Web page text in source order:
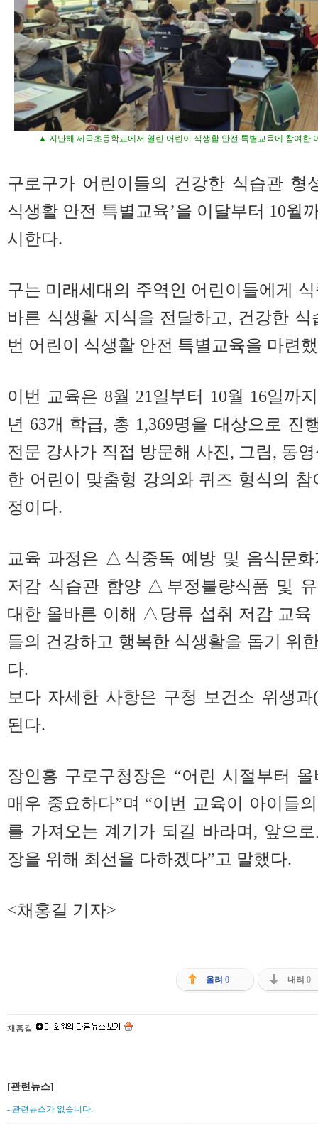
▲ 지난해 세곡초등학교에서 열린 어린이 식생활 안전 특별교육에 참여한
구로구가 어린이들의 건강한 식습관 형
식생활 안전 특별교육’을 이달부터 10월
시한다.
구는 미래세대의 주역인 어린이들에게
바른 식생활 지식을 전달하고, 건강한
번 어린이 식생활 안전 특별교육을 마련
이번 교육은 8월 21일부터 10월 16일까
년 63개 학급, 총 1,369명을 대상으로 진
전문 강사가 직접 방문해 사진, 그림, 동
한 어린이 맞춤형 강의와 퀴즈 형식의
정이다.
교육 과정은 △식중독 예방 및 음식문
저감 식습관 함양 △부정불량식품 및 유
대한 올바른 이해 △당류 섭취 저감 교
들의 건강하고 행복한 식생활을 돕기 위
다.
보다 자세한 사항은 구청 보건소 위생과
된다.
장인홍 구로구청장은 “어린 시절부터
매우 중요하다”며 “이번 교육이 아이들
를 가져오는 계기가 되길 바라며, 앞으
장을 위해 최선을 다하겠다”고 말했다.
<채홍길 기자>
올려 0 내려 0
채홍길
[관련뉴스]
- 관련뉴스가 없습니다.